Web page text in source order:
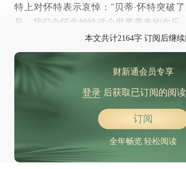
特上对怀特表示哀悼：“贝蒂·怀特突破
见，我们会怀念她给这个世界带来的欢乐
本文共计2164字 订阅后继
财新通会员专享
登录后获取已订阅的阅
订阅
全年畅览 轻松阅读